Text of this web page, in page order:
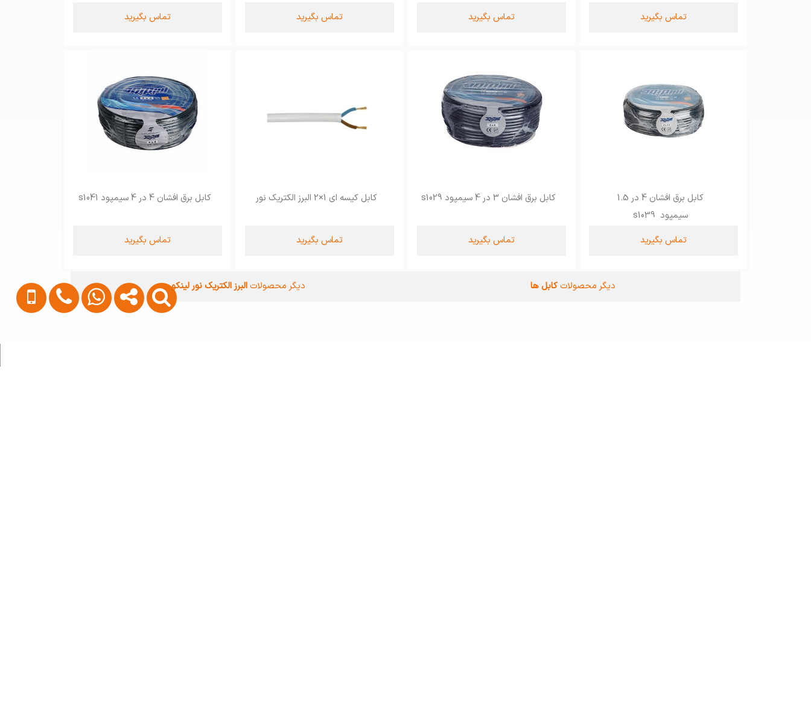
تماس بگیرید
تماس بگیرید تماس بگیرید
تماس بگیرید
کابل برق افشان 4 در 1.5
سیمپود s1039
تماس بگیرید
کابل برق افشان 3 در 4 سیمپود s1029
تماس بگیرید
کابل کیسه ای 1×2 البرز الکتریک نور
تماس بگیرید
کابل برق افشان 4 در 4 سیمپود s1041
تماس بگیرید
دیگر محصولاتالبرز الکتریک نور لینکو دیگر محصولاتکابل ها